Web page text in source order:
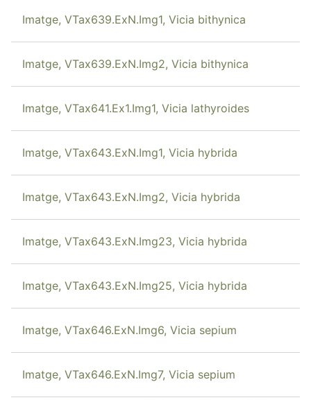
Imatge, VTax639.ExN.Img1, Vicia bithynica
Imatge, VTax639.ExN.Img2, Vicia bithynica
Imatge, VTax641.Ex1.Img1, Vicia lathyroides
Imatge, VTax643.ExN.Img1, Vicia hybrida
Imatge, VTax643.ExN.Img2, Vicia hybrida
Imatge, VTax643.ExN.Img23, Vicia hybrida
Imatge, VTax643.ExN.Img25, Vicia hybrida
Imatge, VTax646.ExN.Img6, Vicia sepium
Imatge, VTax646.ExN.Img7, Vicia sepium